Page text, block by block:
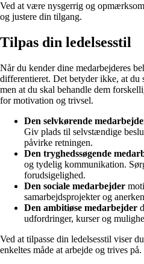
Ved at være nysgerrig og
og justere din tilgang.
Tilpas din ledelsesstil
Når du kender dine medarbejderes
differentieret. Det betyder ikke, at
men at du skal behandle dem
for motivation og trivsel.
Den selvkørende
Giv plads til selvstændige
påvirke retningen.
Den tryghedssøgende
og tydelig kommunikation.
forudsigelighed.
Den sociale medarbejder
samarbejdsprojekter og
Den ambitiøse medarbejder
udfordringer, kurser og
Ved at tilpasse din ledelsesstil viser
enkeltes måde at arbejde og trives på.